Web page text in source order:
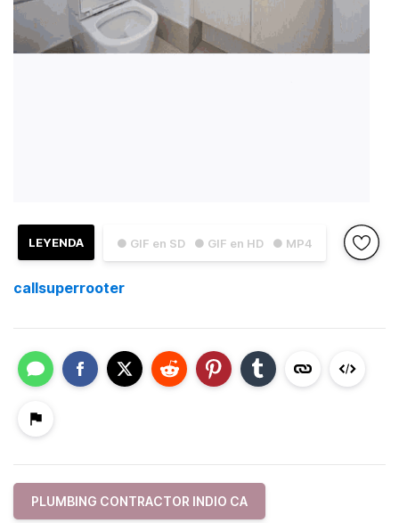
● GIF en SD ● GIF en HD ● MP4
LEYENDA
callsuperrooter
PLUMBING CONTRACTOR INDIO CA